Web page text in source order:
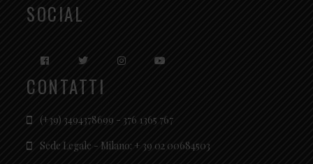
SOCIAL
CONTATTI
(+39) 3494378699 - 376 1365 767
Sede Legale - Milano: + 39 02 00684503